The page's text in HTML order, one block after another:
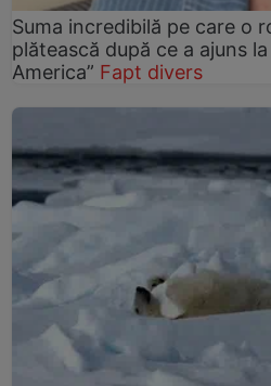
Suma incredibilă pe care o
plătească după ce a ajuns
America” Fapt divers